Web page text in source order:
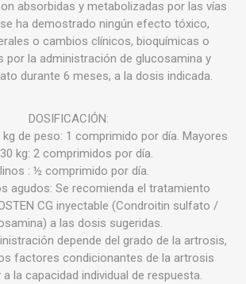
absorbidas y metabolizadas por las vías
ha demostrado ningún efecto tóxico,
o cambios clínicos, bioquímicas o
por la administración de glucosamina y
durante 6 meses, a la dosis indicada.
DOSIFICACIÓN:
de peso: 1 comprimido por día. Mayores
kg: 2 comprimidos por día.
: ½ comprimido por día.
agudos: Se recomienda el tratamiento
CG inyectable (Condroitin sulfato /
a las dosis sugeridas.
depende del grado de la artrosis,
factores condicionantes de la artrosis
a la capacidad individual de respuesta.